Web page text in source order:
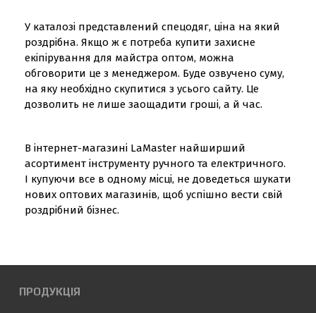
У каталозі представлений спецодяг, ціна на який
роздрібна. Якщо ж є потреба купити захисне
екіпірування для майстра оптом, можна
обговорити це з менеджером. Буде озвучено суму,
на яку необхідно скупитися з усього сайту. Це
дозволить не лише заощадити гроші, а й час.
В інтернет-магазині LaMaster найширший
асортимент інструменту ручного та електричного.
І купуючи все в одному місці, не доведеться шукати
нових оптових магазинів, щоб успішно вести свій
роздрібний бізнес.
ПРОДУКЦІЯ